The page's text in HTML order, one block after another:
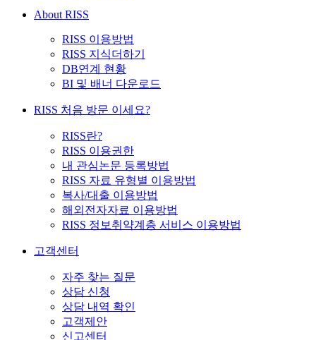
About RISS
RISS 이용방법
RISS 지식더하기
DB연계 현황
BI 및 배너 다운로드
RISS 처음 방문 이세요?
RISS란?
RISS 이용권한
내 관심논문 등록방법
RISS 자료 유형별 이용방법
복사/대출 이용방법
해외전자자료 이용방법
RISS 정보취약계층 서비스 이용방법
고객센터
자주 찾는 질문
상담 신청
상담 내역 확인
고객제안
신고센터